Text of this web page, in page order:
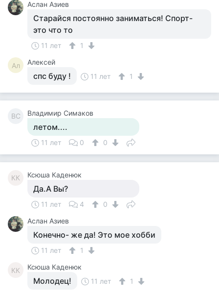
Аслан Азиев
Старайся постоянно заниматься! Спорт-
это что то
11 лет 1
Ал Алексей
спс буду ! 11 лет 1
ВС Владимир Симаков
летом....
11 лет 0 0
КК Ксюша Каденюк
Да.А Вы?
11 лет 4
0
Аслан Азиев
Конечно- же да! Это мое хобби
11 лет 1
КК Ксюша Каденюк
Молодец! 11 лет 1